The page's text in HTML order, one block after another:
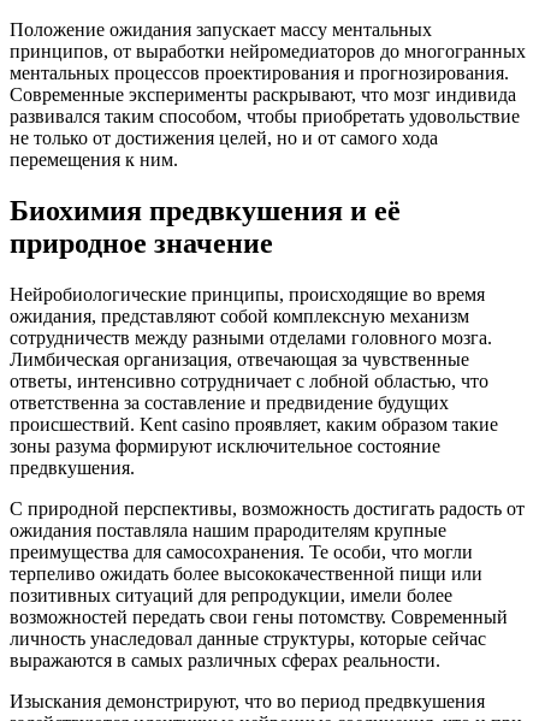
Положение ожидания запускает массу ментальных
принципов, от выработки нейромедиаторов до многогранных
ментальных процессов проектирования и прогнозирования.
Современные эксперименты раскрывают, что мозг индивида
развивался таким способом, чтобы приобретать удовольствие
не только от достижения целей, но и от самого хода
перемещения к ним.
Биохимия предвкушения и её
природное значение
Нейробиологические принципы, происходящие во время
ожидания, представляют собой комплексную механизм
сотрудничеств между разными отделами головного мозга.
Лимбическая организация, отвечающая за чувственные
ответы, интенсивно сотрудничает с лобной областью, что
ответственна за составление и предвидение будущих
происшествий. Kent casino проявляет, каким образом такие
зоны разума формируют исключительное состояние
предвкушения.
С природной перспективы, возможность достигать радость от
ожидания поставляла нашим прародителям крупные
преимущества для самосохранения. Те особи, что могли
терпеливо ожидать более высококачественной пищи или
позитивных ситуаций для репродукции, имели более
возможностей передать свои гены потомству. Современный
личность унаследовал данные структуры, которые сейчас
выражаются в самых различных сферах реальности.
Изыскания демонстрируют, что во период предвкушения